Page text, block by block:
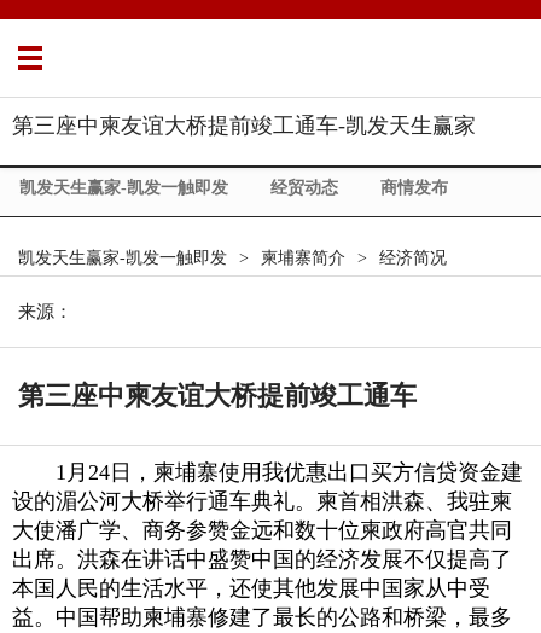
第三座中柬友谊大桥提前竣工通车-凯发天生赢家
凯发天生赢家-凯发一触即发 经贸动态 商情发布
凯发天生赢家-凯发一触即发 > 柬埔寨简介 > 经济简况
来源：
第三座中柬友谊大桥提前竣工通车
1月24日，柬埔寨使用我优惠出口买方信贷资金建
设的湄公河大桥举行通车典礼。柬首相洪森、我驻柬
大使潘广学、商务参赞金远和数十位柬政府高官共同
出席。洪森在讲话中盛赞中国的经济发展不仅提高了
本国人民的生活水平，还使其他发展中国家从中受
益。中国帮助柬埔寨修建了最长的公路和桥梁，最多